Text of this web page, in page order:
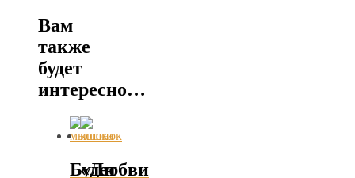
Вам
также
будет
интересно…
Будет
«Любви